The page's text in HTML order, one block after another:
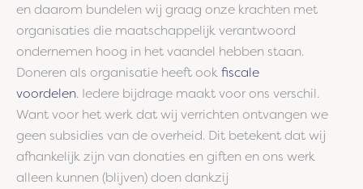
en daarom bundelen wij graag onze krachten met
organisaties die maatschappelijk verantwoord
ondernemen hoog in het vaandel hebben staan.
Doneren als organisatie heeft ookfiscale
voordelen. Iedere bijdrage maakt voor ons verschil.
Want voor het werk dat wij verrichten ontvangen we
geen subsidies van de overheid. Dit betekent dat wij
afhankelijk zijn van donaties en giften en ons werk
alleen kunnen (blijven) doen dankzij